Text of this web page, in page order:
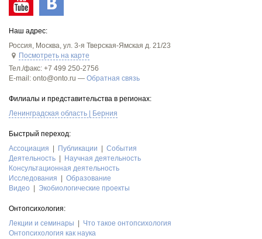
Наш адрес:
Россия, Москва, ул. 3-я Тверская-Ямская д. 21/23
Посмотреть на карте
Тел./факс: +7 499 250-2756
E-mail: onto@onto.ru — Обратная связь
Филиалы и представительства в регионах:
Ленинградская область | Берния
Быстрый переход:
Асcоциация
Публикации
События
Деятельность
Научная деятельность
Консультационная деятельность
Исследования
Образование
Видео
Экобиологические проекты
Онтопсихология:
Лекции и семинары
Что такое онтопсихология
Онтопсихология как наука